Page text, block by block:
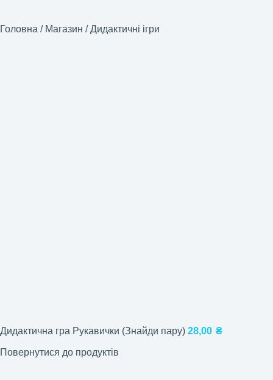
Головна / Магазин / Дидактичні ігри
Дидактична гра Рукавички (Знайди пару) 28,00 ₴
Повернутися до продуктів